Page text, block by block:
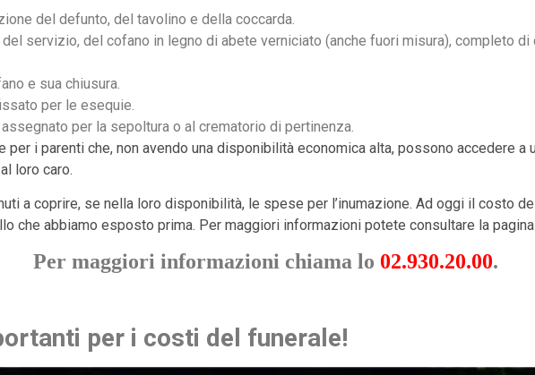
del defunto, del tavolino e della coccarda.
servizio, del cofano in legno di abete verniciato (anche fuori misura), completo di
e sua chiusura.
per le esequie.
per la sepoltura o al crematorio di pertinenza.
i parenti che, non avendo una disponibilità economica alta, possono accedere
loro caro.
a coprire, se nella loro disponibilità, le spese per l’inumazione. Ad oggi il costo
che abbiamo esposto prima. Per maggiori informazioni potete consultare la
Per maggiori informazioni chiama lo 02.930.20.00.
per i costi del funerale!